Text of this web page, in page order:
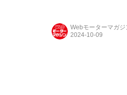
Webモーターマガジ